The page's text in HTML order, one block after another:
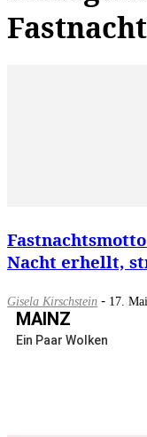
Nacht erhellt,
Gisela Kirschstein - 17.
MAINZ
Ein Paar Wolken